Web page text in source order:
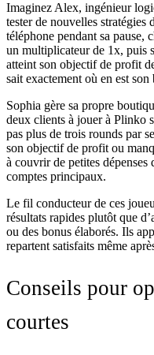
Imaginez Alex, ingénieur
tester de nouvelles
téléphone pendant sa pause,
un multiplicateur de 1x, puis
atteint son objectif de profit
sait exactement où en est
Sophia gère sa propre
deux clients à jouer à Plinko
pas plus de trois rounds par
son objectif de profit ou
à couvrir de petites dépenses
comptes principaux.
Le fil conducteur de ces
résultats rapides plutôt que
ou des bonus élaborés. Ils
repartent satisfaits même
Conseils pour
courtes